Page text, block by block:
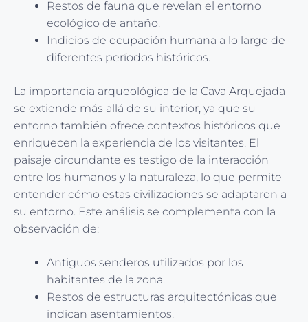
Restos de fauna que revelan el entorno
ecológico de antaño.
Indicios de ocupación humana a lo largo de
diferentes períodos históricos.
La importancia arqueológica de la Cava Arquejada
se extiende más allá de su interior, ya que su
entorno también ofrece contextos históricos que
enriquecen la experiencia de los visitantes. El
paisaje circundante es testigo de la interacción
entre los humanos y la naturaleza, lo que permite
entender cómo estas civilizaciones se adaptaron a
su entorno. Este análisis se complementa con la
observación de:
Antiguos senderos utilizados por los
habitantes de la zona.
Restos de estructuras arquitectónicas que
indican asentamientos.